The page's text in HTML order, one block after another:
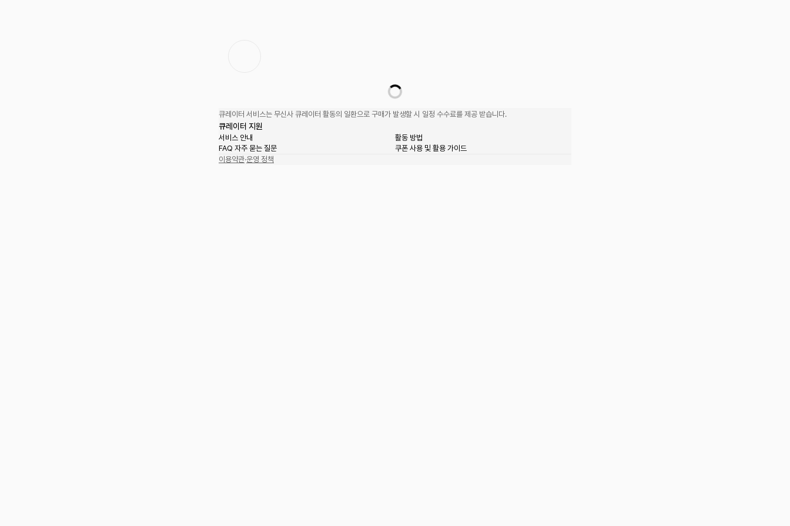
큐레이터 서비스는 무신사 큐레이터 활동의 일환으로 구매가 발생할 시 일정 수수료를 제공 받습니다.
큐레이터 지원
서비스 안내
활동 방법
FAQ 자주 묻는 질문
쿠폰 사용 및 활용 가이드
이용약관·운영 정책